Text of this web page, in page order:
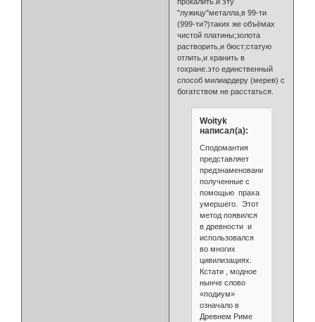
"лужицу"металла,в 99-ти
(999-ти?)таких же объёмах
чистой платины;золота
растворить,и бюст;статую
отлить,и хранить в
гохране.это единственный
способ милиардеру (мерев) с
богатством не расстаться.
Woityk
написал(а):
Сподомантия
представляет
предзнаменования,
полученные с
помощью праха
умершего. Этот
метод появился
в древности и
использовался
во многих
цивилизациях.
Кстати , модное
нынче слово
«подиум»
означало в
Древнем Риме